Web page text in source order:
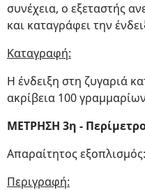
συνέχεια, ο εξεταστής
και καταγράφει την
Καταγραφή:
Η ένδειξη στη ζυγαριά
ακρίβεια 100
ΜΕΤΡΗΣΗ 3η -
Απαραίτητος
Περιγραφή: